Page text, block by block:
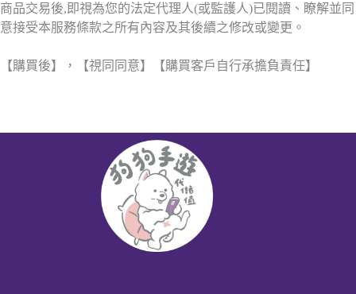
商品交易後,即視為您的法定代理人(或監護人)已閱讀、瞭解並同
意接受本服務條款之所有內容及其後續之修改或變更。
【購買後】，【視同同意】【購買客戶自行承擔負責任】